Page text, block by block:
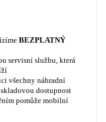
BEZPLATNÝ
servisní službu, která
všechny náhradní
dostupnost
pomůže mobilní